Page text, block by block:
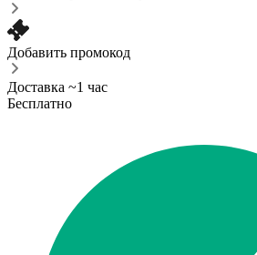
Добавить промокод
Доставка ~1 час
Бесплатно